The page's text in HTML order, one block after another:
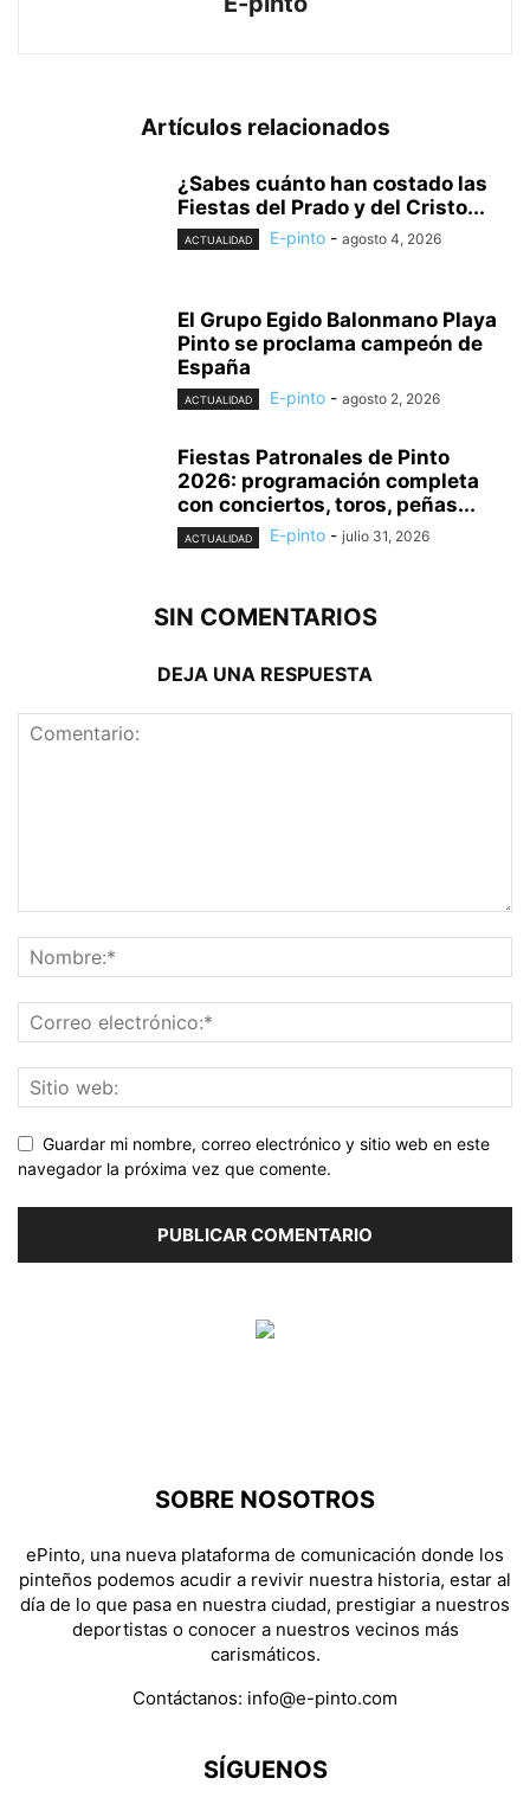
Artículos relacionados
¿Sabes cuánto han costado las
Fiestas del Prado y del Cristo...
ACTUALIDAD E-pinto - agosto 4, 2026
El Grupo Egido Balonmano Playa
Pinto se proclama campeón de
España
ACTUALIDAD E-pinto - agosto 2, 2026
Fiestas Patronales de Pinto
2026: programación completa
con conciertos, toros, peñas...
ACTUALIDAD E-pinto - julio 31, 2026
SIN COMENTARIOS
DEJA UNA RESPUESTA
Guardar mi nombre, correo electrónico y sitio web en este
navegador la próxima vez que comente.
SOBRE NOSOTROS
ePinto, una nueva plataforma de comunicación donde los
pinteños podemos acudir a revivir nuestra historia, estar al
día de lo que pasa en nuestra ciudad, prestigiar a nuestros
deportistas o conocer a nuestros vecinos más
carismáticos.
Contáctanos: info@e-pinto.com
SÍGUENOS